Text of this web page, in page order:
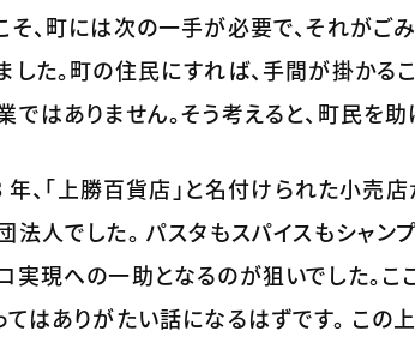
そ、町には次の一手が必要で、それがご
した。町の住民にすれば、手間が掛かる
ではありません。そう考えると、町民を
、「上勝百貨店」と名付けられた小売
法人でした。 パスタもスパイスもシャン
実現への一助となるのが狙いでした。
てはありがたい話になるはずです。 こ